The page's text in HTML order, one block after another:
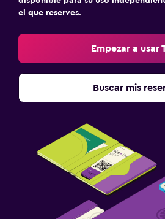
el que reserves.
Empezar a usar
Buscar mis